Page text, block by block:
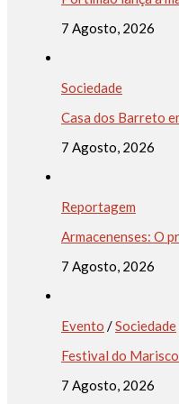
7 Agosto, 2026
Sociedade
Casa dos Barreto
7 Agosto, 2026
Reportagem
Armacenenses: O
7 Agosto, 2026
Evento /Sociedade
Festival do
7 Agosto, 2026